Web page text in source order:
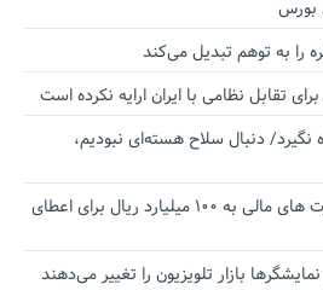
را به توهم تبدیل می‌کند
تقابل نظامی با ایران ارایه نکرده است
نگیرد/ دنبال سلاح هسته‌ای نبودیم،
آستانه الزام به دریافت صورت های مالی به ۱۰۰ میلیارد ریال برای اعطای
بازار تلویزیون را تغییر می‌دهند